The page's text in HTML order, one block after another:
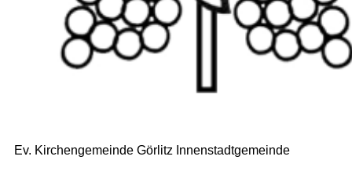
Ev. Kirchengemeinde Görlitz Innenstadtgemeinde